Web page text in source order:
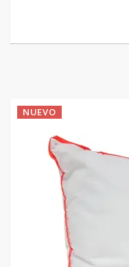
NUEVO